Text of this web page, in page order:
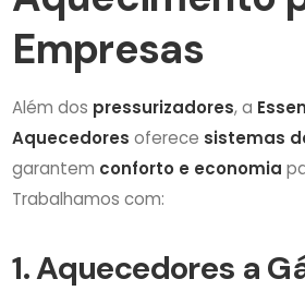
Empresas
Além dos pressurizadores, a
Aquecedores oferece sistemas
garantem conforto e economia
Trabalhamos com:
1. Aquecedores a